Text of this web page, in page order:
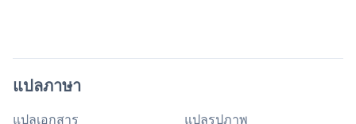
แปลภาษา
แปลเอกสาร
แปลรูปภาพ